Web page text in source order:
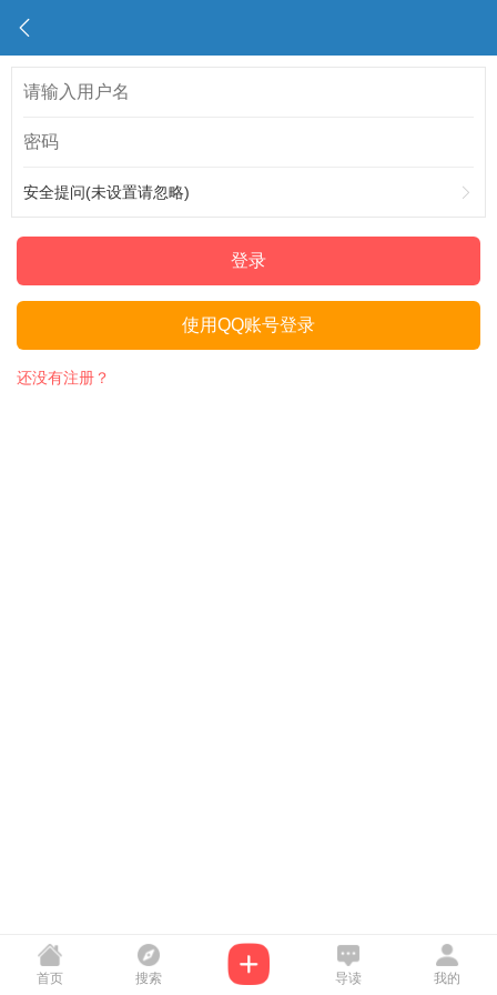
安全提问(未设置请忽略)
登录
使用QQ账号登录
还没有注册？
首页 搜索 导读 我的